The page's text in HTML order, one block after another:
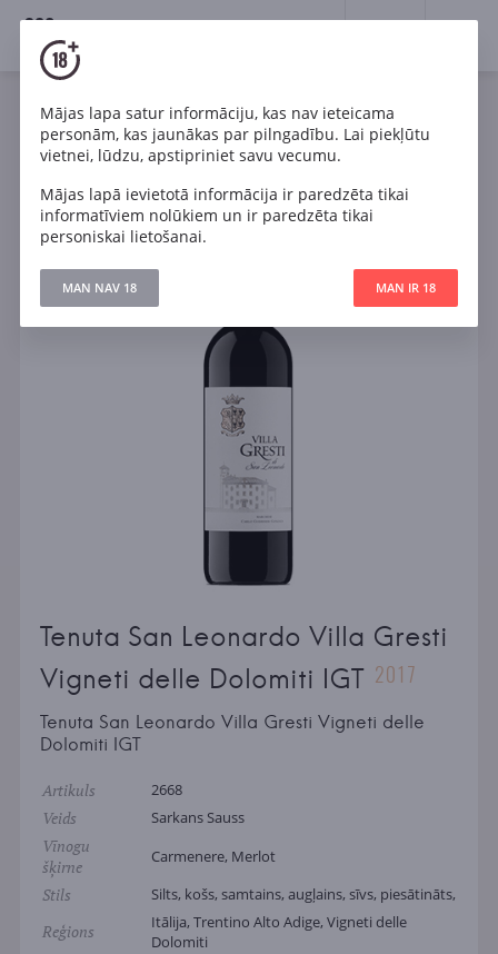
18+
Vīns Sarkans Sauss
Itālija
Tenuta San Leonardo Villa Gresti Vigneti delle Dolomiti
IGT
Tenuta San Leonardo Villa Gresti
Vigneti delle Dolomiti IGT 2017
Tenuta San Leonardo Villa Gresti Vigneti delle
Dolomiti IGT
Artikuls 2668
Veids Sarkans Sauss
Vīnogu
šķirne
Carmenere, Merlot
Stils Silts, košs, samtains, augļains, sīvs, piesātināts,
Reģions
Itālija, Trentino Alto Adige, Vigneti delle
Dolomiti
Mājas lapa satur informāciju, kas nav ieteicama
personām, kas jaunākas par pilngadību. Lai piekļūtu
vietnei, lūdzu, apstipriniet savu vecumu.
Mājas lapā ievietotā informācija ir paredzēta tikai
informatīviem nolūkiem un ir paredzēta tikai
personiskai lietošanai.
MAN NAV 18 MAN IR 18